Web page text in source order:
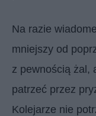
Na razie
mniejszy od
z pewnością żal,
patrzeć przez
Kolejarze nie